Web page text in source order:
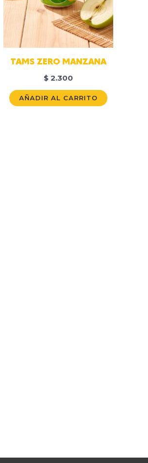
TAMS ZERO MANZANA
$2.300
AÑADIR AL CARRITO